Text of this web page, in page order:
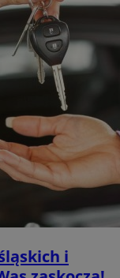
i